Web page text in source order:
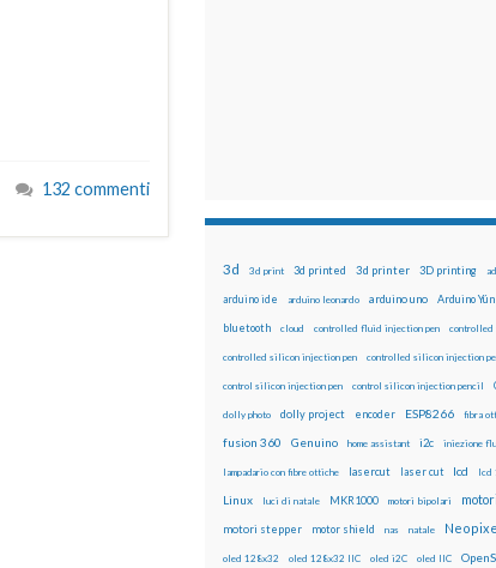
132 commenti
3d 3d print 3d printed 3d printer 3D printing
arduino ide arduino leonardo arduino uno Arduino Yún
bluetooth cloud controlled fluid injection pen
controlled silicon injection pen controlled silicon injection
control silicon injection pen control silicon injection pencil
dolly photo dolly project encoder ESP8266 fibra
fusion 360 Genuino home assistant i2c iniezione
lampadario con fibre ottiche lasercut laser cut lcd lcd
Linux luci di natale MKR1000 motori bipolari
motori stepper motor shield nas natale Neopixel
oled 128x32 oled 128x32 IIC oled i2C oled IIC